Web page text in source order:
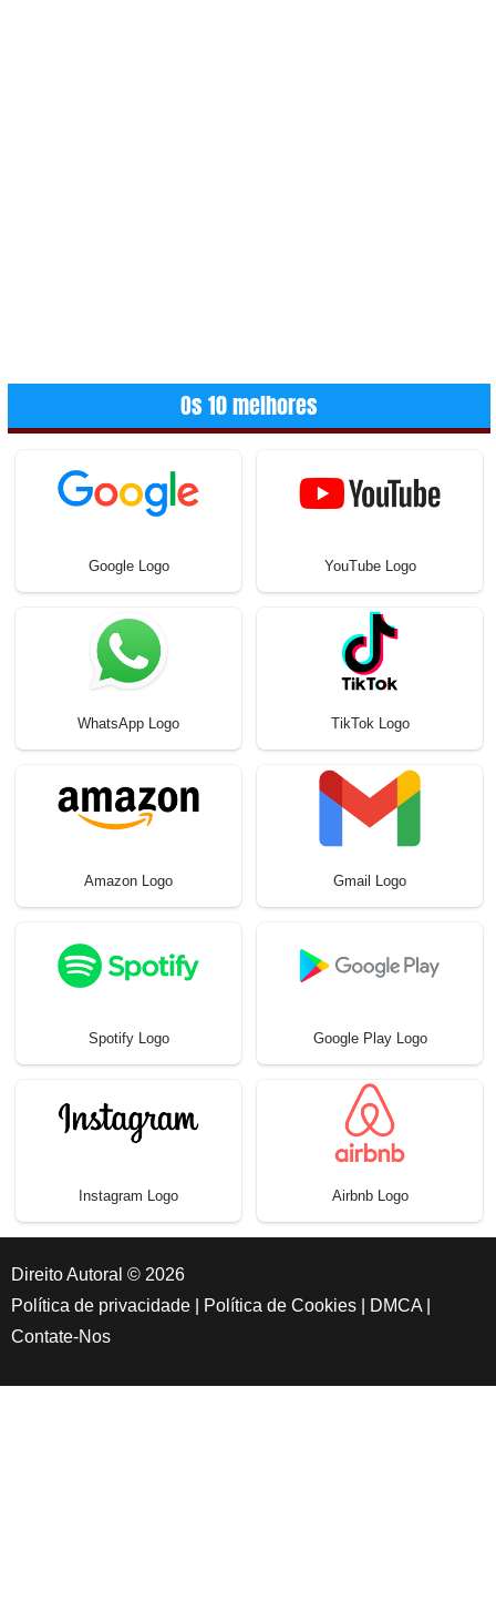
Os 10 melhores
Google Logo YouTube Logo
WhatsApp Logo TikTok Logo
Amazon Logo Gmail Logo
Spotify Logo Google Play Logo
Instagram Logo Airbnb Logo
Direito Autoral © 2026
Política de privacidade
Política de Cookies DMCA
Contate-Nos